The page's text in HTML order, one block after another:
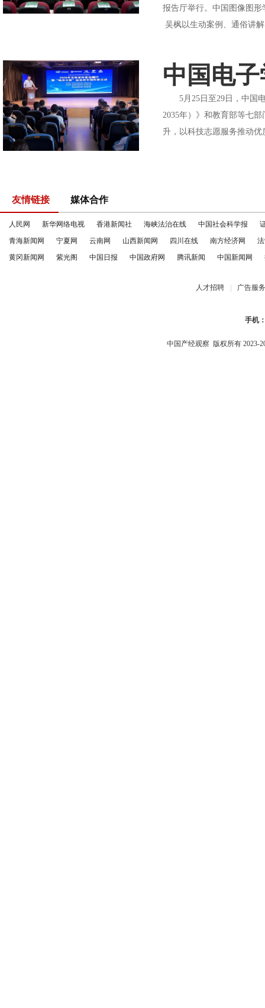
报告厅举行。中国图像图
吴枫以生动案例、通俗讲
中国电
5月25日至29日，中国电
2035年）》和教育部等七
升，以科技志愿服务推动
友情链接 媒体合作
人民网 新华网络电视 香港新闻社 海峡法治在线 中国社会科学报
青海新闻网
宁夏网 云南网 山西新闻网 四川在线 南方经济网
黄冈新闻网
紫光阁 中国日报 中国政府网 腾讯新闻 中国新闻网
人才招聘 广告服务
手机
中国产经观察 版权所有 2023-